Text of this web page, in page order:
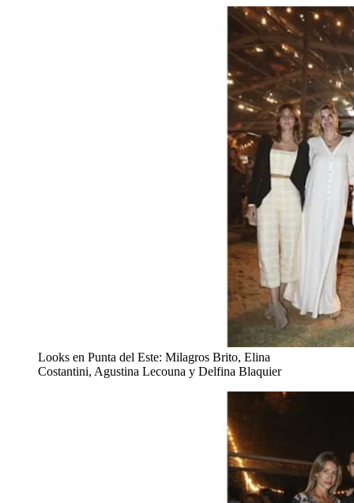
Looks en Punta del Este: Milagros Brito, Elina
Costantini, Agustina Lecouna y Delfina Blaquier